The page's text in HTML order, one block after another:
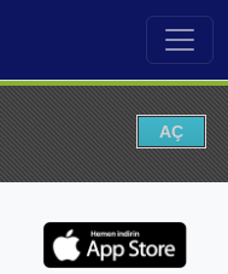
AÇ